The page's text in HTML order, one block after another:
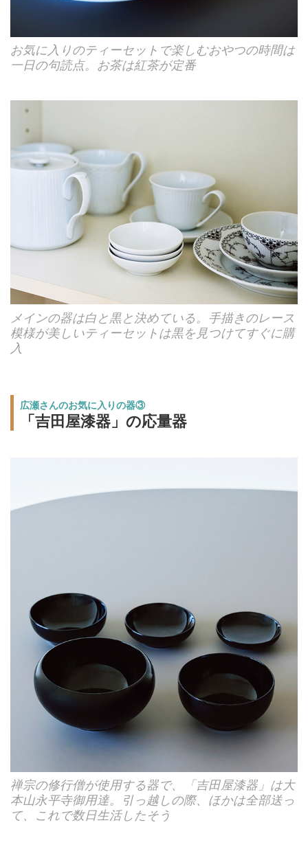
お気に入りのティーセットで楽しむおやつの時間は
一日の句読点。お茶は紅茶が定番
メインの器は白と黒と決めている。手描きのレース
模様が美しいティーセットは黒を見つけてすぐに購
入
広瀬さんのお気に入りの器③
「吉田屋漆器」の応量器
禅宗の修行僧が使用する器で、「吉田屋漆器」は大
本山永平寺御用達。引っ越しの際、ほかは全部送っ
て、これで数日生活したそう